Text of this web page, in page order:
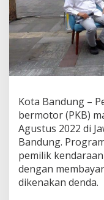
Kota Bandung –
bermotor (PKB)
Agustus 2022 di
Bandung.
pemilik
dengan
dikenakan denda.